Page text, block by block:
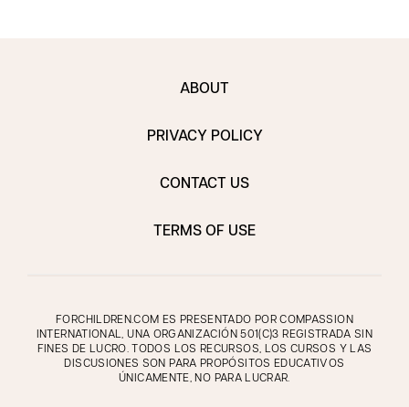
ABOUT
PRIVACY POLICY
CONTACT US
TERMS OF USE
FORCHILDREN.COM ES PRESENTADO POR COMPASSION
INTERNATIONAL, UNA ORGANIZACIÓN 501(C)3 REGISTRADA SIN
FINES DE LUCRO. TODOS LOS RECURSOS, LOS CURSOS Y LAS
DISCUSIONES SON PARA PROPÓSITOS EDUCATIVOS
ÚNICAMENTE, NO PARA LUCRAR.